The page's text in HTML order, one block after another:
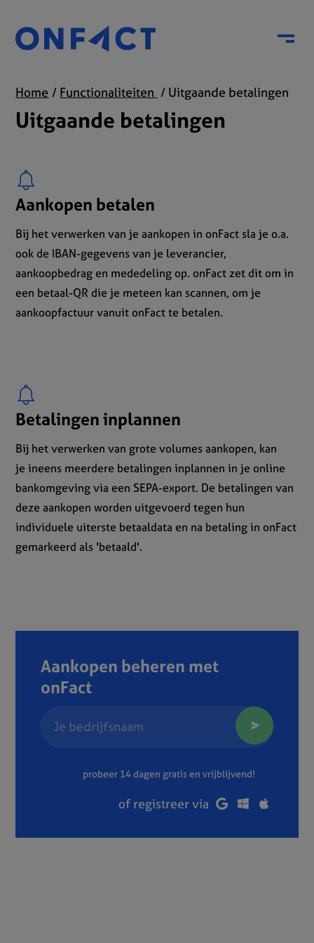
Menu
Home Functionaliteiten Uitgaande betalingen
Uitgaande betalingen
Aankopen betalen
Bij het verwerken van je aankopen in onFact sla je o.a.
ook de IBAN-gegevens van je leverancier,
aankoopbedrag en mededeling op. onFact zet dit om in
een betaal-QR die je meteen kan scannen, om je
aankoopfactuur vanuit onFact te betalen.
Betalingen inplannen
Bij het verwerken van grote volumes aankopen, kan
je ineens meerdere betalingen inplannen in je online
bankomgeving via een SEPA-export. De betalingen van
deze aankopen worden uitgevoerd tegen hun
individuele uiterste betaaldata en na betaling in onFact
gemarkeerd als 'betaald'.
Aankopen beheren met
onFact
probeer 14 dagen gratis en vrijblijvend!
of registreer via